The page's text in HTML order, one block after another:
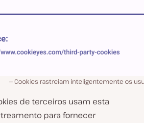
Cookies rastreiam inteligentemente os
de terceiros usam esta
para fornecer